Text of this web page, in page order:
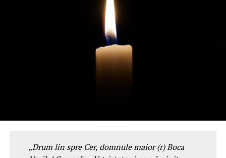
„Drum lin spre Cer, domnule maior (r) Boca